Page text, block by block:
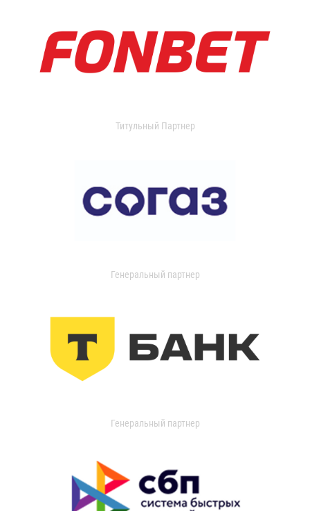
Титульный Партнер
Генеральный партнер
Генеральный партнер